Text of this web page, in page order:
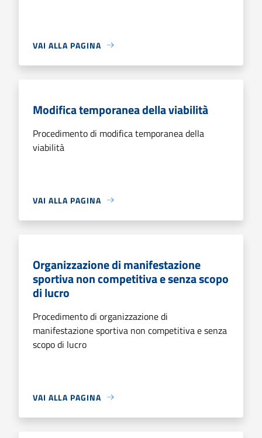
VAI ALLA PAGINA
Modifica temporanea della viabilità
Procedimento di modifica temporanea della
viabilità
VAI ALLA PAGINA
Organizzazione di manifestazione
sportiva non competitiva e senza scopo
di lucro
Procedimento di organizzazione di
manifestazione sportiva non competitiva e senza
scopo di lucro
VAI ALLA PAGINA